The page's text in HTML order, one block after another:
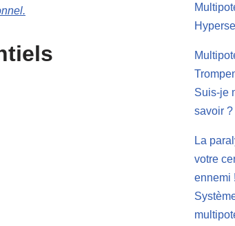
Suis-je
savoir ?
La
votre
ennemi